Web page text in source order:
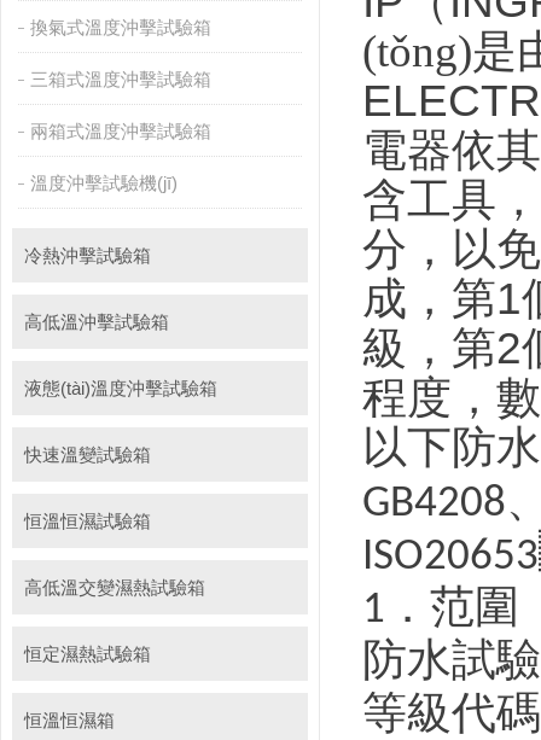
換氣式溫度沖擊試驗箱
三箱式溫度沖擊試驗箱
兩箱式溫度沖擊試驗箱
溫度沖擊試驗機(jī)
冷熱沖擊試驗箱
高低溫沖擊試驗箱
液態(tài)溫度沖擊試驗箱
快速溫變試驗箱
恒溫恒濕試驗箱
高低溫交變濕熱試驗箱
恒定濕熱試驗箱
恒溫恒濕箱
(tǒng)是
電器依
含工具
分，以
成，第1
級，第2
程度
以下防
GB4208
ISO20653
1 ．范圍
防水試
等級代